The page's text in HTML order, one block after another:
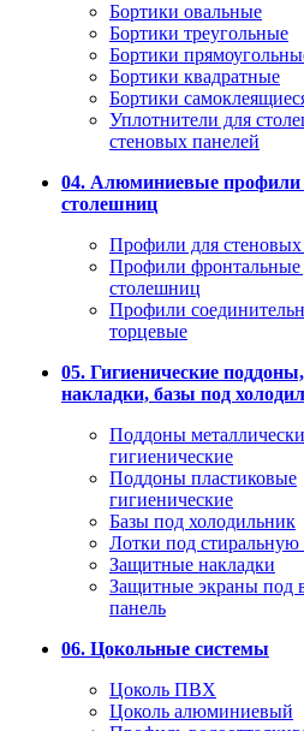
Бортики овальные
Бортики треугольные
Бортики
Бортики квадратные
Бортики
Уплотнители для
стеновых панелей
04. Алюминиевые профили
столешниц
Профили для стеновых
Профили фронтальные
столешниц
Профили
торцевые
05. Гигиенические
накладки, базы под
Поддоны
гигиенические
Поддоны пластиковые
гигиенические
Базы под холодильник
Лотки под
Защитные накладки
Защитные экраны под
панель
06. Цокольные системы
Цоколь ПВХ
Цоколь алюминиевый